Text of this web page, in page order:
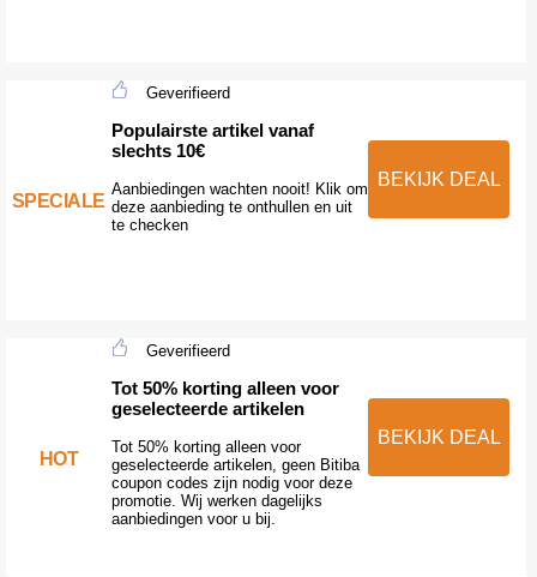
SPECIALE
Geverifieerd
Populairste artikel vanaf
slechts 10€
Aanbiedingen wachten nooit! Klik om
deze aanbieding te onthullen en uit
te checken
BEKIJK DEAL
HOT
Geverifieerd
Tot 50% korting alleen voor
geselecteerde artikelen
Tot 50% korting alleen voor
geselecteerde artikelen, geen Bitiba
coupon codes zijn nodig voor deze
promotie. Wij werken dagelijks
aanbiedingen voor u bij.
BEKIJK DEAL